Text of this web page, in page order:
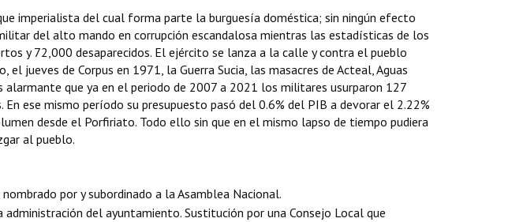
imperialista del cual forma parte la burguesía doméstica; sin ningún efecto
del alto mando en corrupción escandalosa mientras las estadísticas de los
y 72,000 desaparecidos. El ejército se lanza a la calle y contra el pueblo
jueves de Corpus en 1971, la Guerra Sucia, las masacres de Acteal, Aguas
que ya en el periodo de 2007 a 2021 los militares usurparon 127
ese mismo período su presupuesto pasó del 0.6% del PIB a devorar el 2.22%
desde el Porfiriato. Todo ello sin que en el mismo lapso de tiempo pudiera
al pueblo.
por y subordinado a la Asamblea Nacional.
del ayuntamiento. Sustitución por una Consejo Local que